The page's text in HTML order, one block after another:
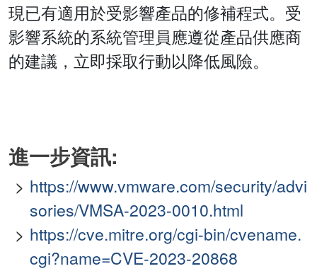
現已有適用於受影響產品的修補程式。受
影響系統的系統管理員應遵從產品供應商
的建議，立即採取行動以降低風險。
進一步資訊:
https://www.vmware.com/security/advi
sories/VMSA-2023-0010.html
https://cve.mitre.org/cgi-bin/cvename.
cgi?name=CVE-2023-20868